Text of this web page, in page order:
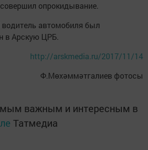
опрокидывание.
водитель автомобиля был
в Арскую ЦРБ.
http://arskmedia.ru/2017/11/14
Ф.Мөхәммәтгалиев фотосы
важным и интересным в
Татмедиа